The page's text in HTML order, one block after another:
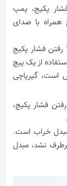
پکیج، پمپ
همراه با صدای
فشار پکيج
از یک پیچ
است، گیرپاچی
فشار پکیج،
مبدل خراب است.
نشد، مبدل